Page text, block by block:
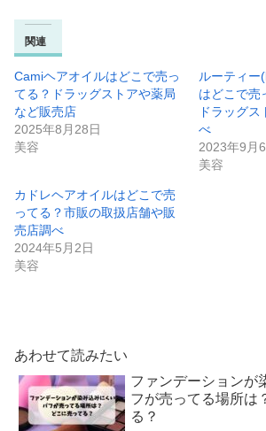
関連
Camiヘアオイルはどこで売っ
てる？ドラッグストアや薬局
など販売店
2025年8月28日
美容
ルーティー
はどこで売
ドラッグ
べ
2023年9月6
美容
カドレヘアオイルはどこで売
ってる？市販の取扱店舗や販
売店調べ
2024年5月2日
美容
あわせて読みたい
ファンデーションが
フが売ってる場所は
る？